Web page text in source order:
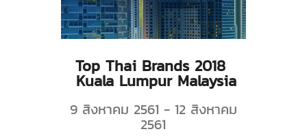
Top Thai Brands 2018
Kuala Lumpur Malaysia
9 สิงหาคม 2561 - 12 สิงหาคม
2561